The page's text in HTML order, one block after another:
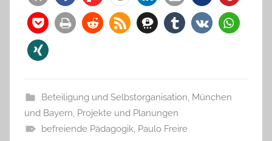
Beteiligung und Selbstorganisation, München
und Bayern, Projekte und Planungen
befreiende Pädagogik, Paulo Freire